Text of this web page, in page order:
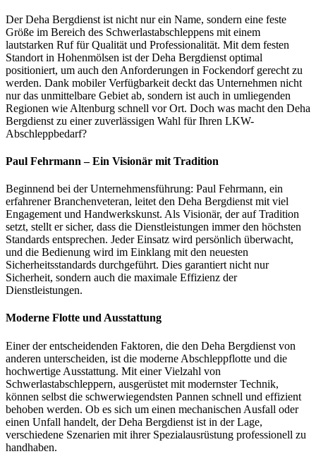
Der Deha Bergdienst ist nicht nur ein Name, sondern eine feste
Größe im Bereich des Schwerlastabschleppens mit einem
lautstarken Ruf für Qualität und Professionalität. Mit dem festen
Standort in Hohenmölsen ist der Deha Bergdienst optimal
positioniert, um auch den Anforderungen in Fockendorf gerecht zu
werden. Dank mobiler Verfügbarkeit deckt das Unternehmen nicht
nur das unmittelbare Gebiet ab, sondern ist auch in umliegenden
Regionen wie Altenburg schnell vor Ort. Doch was macht den Deha
Bergdienst zu einer zuverlässigen Wahl für Ihren LKW-
Abschleppbedarf?
Paul Fehrmann – Ein Visionär mit Tradition
Beginnend bei der Unternehmensführung: Paul Fehrmann, ein
erfahrener Branchenveteran, leitet den Deha Bergdienst mit viel
Engagement und Handwerkskunst. Als Visionär, der auf Tradition
setzt, stellt er sicher, dass die Dienstleistungen immer den höchsten
Standards entsprechen. Jeder Einsatz wird persönlich überwacht,
und die Bedienung wird im Einklang mit den neuesten
Sicherheitsstandards durchgeführt. Dies garantiert nicht nur
Sicherheit, sondern auch die maximale Effizienz der
Dienstleistungen.
Moderne Flotte und Ausstattung
Einer der entscheidenden Faktoren, die den Deha Bergdienst von
anderen unterscheiden, ist die moderne Abschleppflotte und die
hochwertige Ausstattung. Mit einer Vielzahl von
Schwerlastabschleppern, ausgerüstet mit modernster Technik,
können selbst die schwerwiegendsten Pannen schnell und effizient
behoben werden. Ob es sich um einen mechanischen Ausfall oder
einen Unfall handelt, der Deha Bergdienst ist in der Lage,
verschiedene Szenarien mit ihrer Spezialausrüstung professionell zu
handhaben.